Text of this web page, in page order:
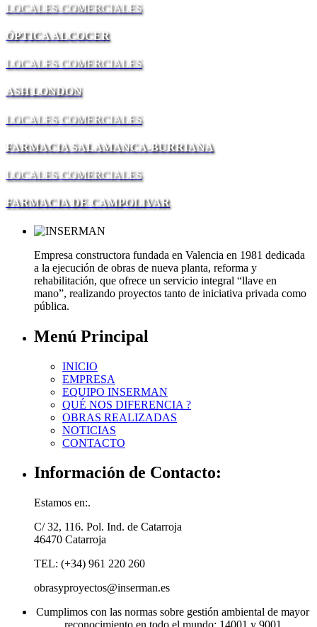
LOCALES COMERCIALES
ÓPTICA ALCOCER
LOCALES COMERCIALES
ASH LONDON
LOCALES COMERCIALES
FARMACIA SALAMANCA-BURRIANA
LOCALES COMERCIALES
FARMACIA DE CAMPOLIVAR
Empresa constructora fundada en Valencia en 1981 dedicada
a la ejecución de obras de nueva planta, reforma y
rehabilitación, que ofrece un servicio integral “llave en
mano”, realizando proyectos tanto de iniciativa privada como
pública.
Menú Principal
INICIO
EMPRESA
EQUIPO INSERMAN
QUÉ NOS DIFERENCIA ?
OBRAS REALIZADAS
NOTICIAS
CONTACTO
Información de Contacto:
Estamos en:.
C/ 32, 116. Pol. Ind. de Catarroja
46470 Catarroja
TEL: (+34) 961 220 260
obrasyproyectos@inserman.es
Cumplimos con las normas sobre gestión ambiental de mayor